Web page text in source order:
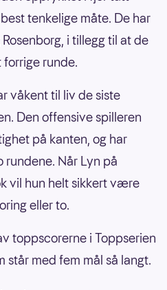
tenkelige måte. De har
i tillegg til at de
runde.
våkent til liv de siste
Den offensive spilleren
på kanten, og har
rundene. Når Lyn på
vil hun helt sikkert være
eller to.
toppscorerne i Toppserien
står med fem mål så langt.